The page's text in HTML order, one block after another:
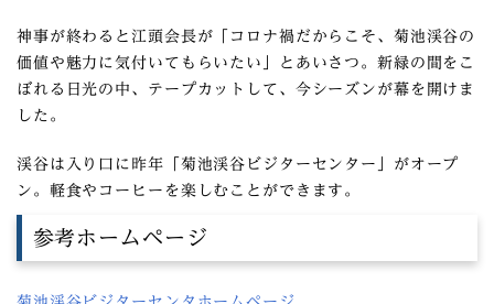
神事が終わると江頭会長が「コロナ禍だからこそ、菊池渓谷の
価値や魅力に気付いてもらいたい」とあいさつ。新緑の間をこ
ぼれる日光の中、テープカットして、今シーズンが幕を開けま
した。
渓谷は入り口に昨年「菊池渓谷ビジターセンター」がオープ
ン。軽食やコーヒーを楽しむことができます。
参考ホームページ